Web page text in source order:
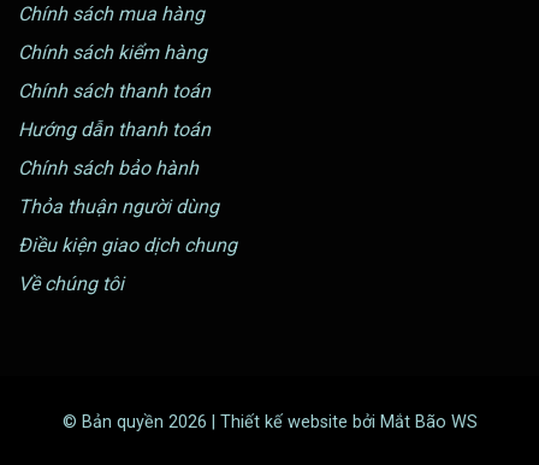
Chính sách mua hàng
Chính sách kiểm hàng
Chính sách thanh toán
Hướng dẫn thanh toán
Chính sách bảo hành
Thỏa thuận người dùng
Điều kiện giao dịch chung
Về chúng tôi
© Bản quyền 2026 | Thiết kế website bởi Mắt Bão WS